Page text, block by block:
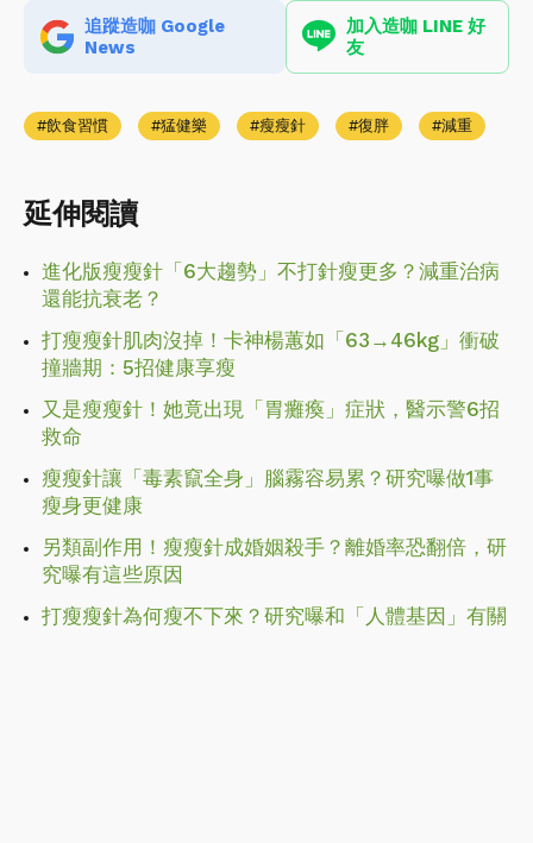
追蹤造咖 Google
News
加入造咖 LINE 好
友
飲食習慣 猛健樂 瘦瘦針 復胖 減重
延伸閱讀
進化版瘦瘦針「6大趨勢」不打針瘦更多？減重治病
還能抗衰老？
打瘦瘦針肌肉沒掉！卡神楊蕙如「63→46kg」衝破
撞牆期：5招健康享瘦
又是瘦瘦針！她竟出現「胃癱瘓」症狀，醫示警6招
救命
瘦瘦針讓「毒素竄全身」腦霧容易累？研究曝做1事
瘦身更健康
另類副作用！瘦瘦針成婚姻殺手？離婚率恐翻倍，研
究曝有這些原因
打瘦瘦針為何瘦不下來？研究曝和「人體基因」有關